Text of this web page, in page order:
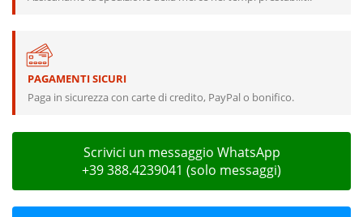
PAGAMENTI SICURI
Paga in sicurezza con carte di credito, PayPal o bonifico.
Scrivici un messaggio WhatsApp
+39 388.4239041 (solo messaggi)